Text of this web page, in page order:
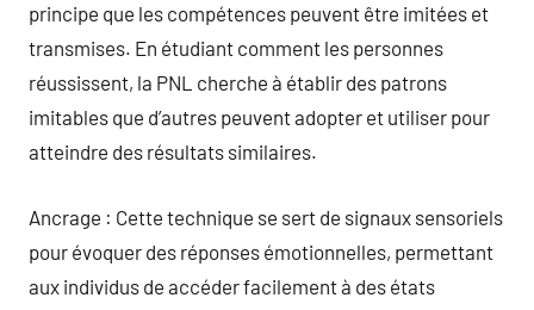
principe que les compétences peuvent être imitées et
transmises. En étudiant comment les personnes
réussissent, la PNL cherche à établir des patrons
imitables que d’autres peuvent adopter et utiliser pour
atteindre des résultats similaires.
Ancrage : Cette technique se sert de signaux sensoriels
pour évoquer des réponses émotionnelles, permettant
aux individus de accéder facilement à des états